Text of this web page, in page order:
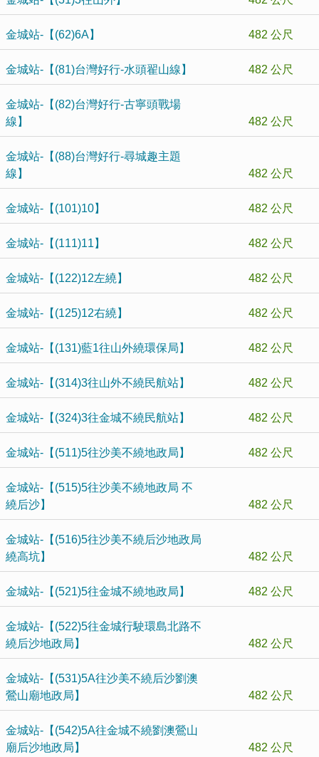
金城站-【(62)6A】 482 公尺
金城站-【(81)台灣好行-水頭翟山線】 482 公尺
金城站-【(82)台灣好行-古寧頭戰場
線】
482 公尺
金城站-【(88)台灣好行-尋城趣主題
線】
482 公尺
金城站-【(101)10】 482 公尺
金城站-【(111)11】 482 公尺
金城站-【(122)12左繞】 482 公尺
金城站-【(125)12右繞】 482 公尺
金城站-【(131)藍1往山外繞環保局】 482 公尺
金城站-【(314)3往山外不繞民航站】 482 公尺
金城站-【(324)3往金城不繞民航站】 482 公尺
金城站-【(511)5往沙美不繞地政局】 482 公尺
金城站-【(515)5往沙美不繞地政局 不
繞后沙】
482 公尺
金城站-【(516)5往沙美不繞后沙地政局
繞高坑】
482 公尺
金城站-【(521)5往金城不繞地政局】 482 公尺
金城站-【(522)5往金城行駛環島北路不
繞后沙地政局】
482 公尺
金城站-【(531)5A往沙美不繞后沙劉澳
鶯山廟地政局】
482 公尺
金城站-【(542)5A往金城不繞劉澳鶯山
廟后沙地政局】
482 公尺